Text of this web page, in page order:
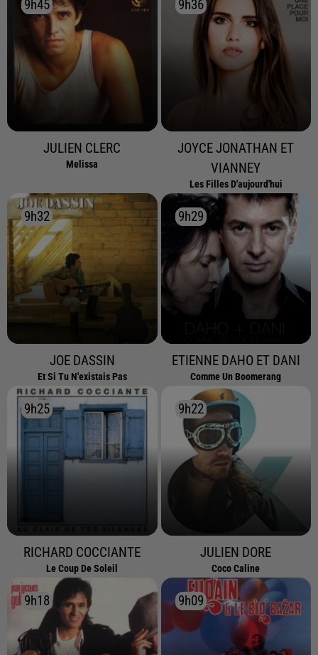
9h45
9h45
JULIEN CLERC
Melissa
9h36
9h36
JOYCE JONATHAN ET
VIANNEY
Les Filles D'aujourd'hui
9h32
9h32
JOE DASSIN
Et Si Tu N'existais Pas
9h29
9h29
ETIENNE DAHO ET DANI
Comme Un Boomerang
9h25
9h25
RICHARD COCCIANTE
Le Coup De Soleil
9h22
9h22
JULIEN DORE
Coco Caline
9h18
9h18 9h09
9h09